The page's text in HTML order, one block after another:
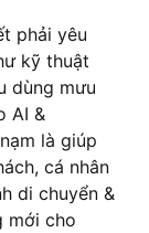
phải yêu
kỹ thuật
dùng mưu
AI &
là giúp
cá nhân
di chuyển &
mới cho